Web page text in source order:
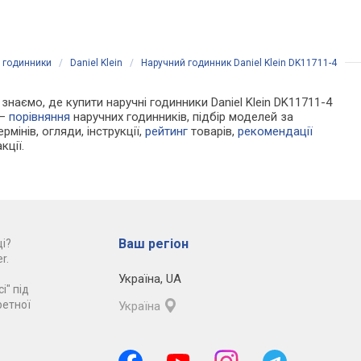
годинники / Daniel Klein / Наручний годинник Daniel Klein DK11711-4
де купити наручні годинники Daniel Klein DK11711-4
—порівняння наручних годинників, підбір моделей за
огляди, інструкції,рейтинг товарів,рекомендації
під
Ваш регіон
Україна, UA
Україна